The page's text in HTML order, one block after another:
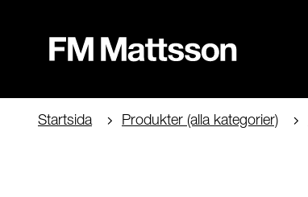
Startsida Produkter (alla kategorier)